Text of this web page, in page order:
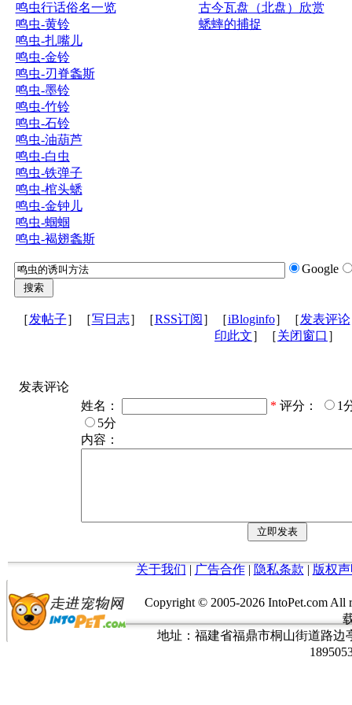
鸣虫行话俗名一览
鸣虫-黄铃
鸣虫-扎嘴儿
鸣虫-金铃
鸣虫-刃脊螽斯
鸣虫-墨铃
鸣虫-竹铃
鸣虫-石铃
鸣虫-油葫芦
鸣虫-白虫
鸣虫-铁弹子
鸣虫-棺头蟋
鸣虫-金钟儿
鸣虫-蝈蝈
鸣虫-褐翅螽斯
古今瓦盘（北盘）欣赏
蟋蟀的捕捉
Google
［发帖子］［写日志］［RSS订阅 ］［iBloginfo］［发表评论
印此文］［关闭窗口 ］
发表评论
姓名：
* 评分：
1
5分
内容：
关于我们 | 广告合作| 隐私条款 | 版权
Copyright © 2005-2026 IntoPet.com
地址：福建省福鼎市桐山街道路边